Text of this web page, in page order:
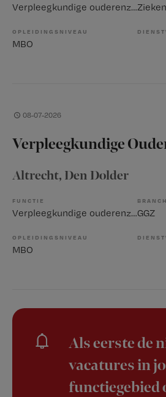
Verpleegkundige ouderenzorg
OPLEIDINGSNIVEAU
MBO
08-07-2026
Verpleegkundige
Altrecht, Den Dolder
FUNCTIE
Verpleegkundige ouderenzorgGGZ
OPLEIDINGSNIVEAU
MBO
Als eerste de
vacatures in
functiegebied